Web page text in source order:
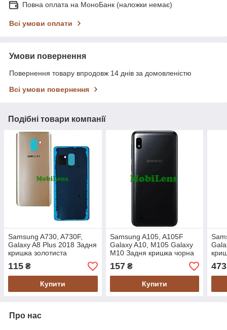
Повна оплата на МоноБанк (наложки немає)
Всі умови оплати
Умови повернення
Повернення товару впродовж 14 днів за домовленістю
Всі умови повернення
Подібні товари компанії
Samsung A730, A730F,
Galaxy A8 Plus 2018 Задня
кришка золотиста
115 ₴
Купити
Samsung A105, A105F
Galaxy A10, M105 Galaxy
M10 Задня кришка чорна
157₴
Купити
473
Про нас